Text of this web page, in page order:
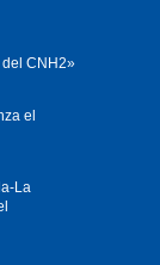
CNH2»
el
La